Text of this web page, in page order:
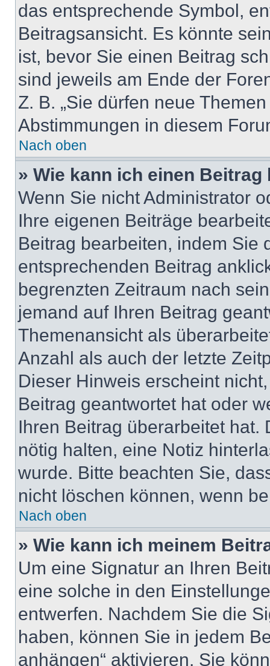
das entsprechende Symbol,
Beitragsansicht. Es könnte
ist, bevor Sie einen Beitrag
sind jeweils am Ende der
Z. B. „Sie dürfen neue
Abstimmungen in diesem
Nach oben
» Wie kann ich einen
Wenn Sie nicht Administrator
Ihre eigenen Beiträge
Beitrag bearbeiten, indem Sie
entsprechenden Beitrag
begrenzten Zeitraum nach
jemand auf Ihren Beitrag
Themenansicht als
Anzahl als auch der letzte
Dieser Hinweis erscheint
Beitrag geantwortet hat oder
Ihren Beitrag überarbeitet hat.
nötig halten, eine Notiz
wurde. Bitte beachten Sie,
nicht löschen können, wenn
Nach oben
» Wie kann ich meinem
Um eine Signatur an Ihren
eine solche in den
entwerfen. Nachdem Sie die
haben, können Sie in jedem
anhängen“ aktivieren. Sie